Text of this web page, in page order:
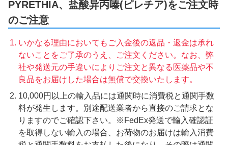
PYRETHIA、盐酸异丙嗪(ピレチア)をご注文時
のご注意
いかなる理由においてもご入金後の返品・返金は承れ
ないことをご了承のうえ、ご注文ください。なお、弊
社や発送元の手違いによりご注文と異なる医薬品や不
良品をお届けした場合は無償で交換いたします。
10,000円以上の輸入品には通関時に消費税と通関手数
料が発生します。別途配送業者から直接のご請求とな
りますのでご確認下さい。※FedEx発送で輸入確認証
を取得しない輸入の場合、お荷物のお届けは輸入消費